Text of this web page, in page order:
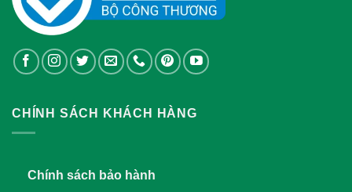
CHÍNH SÁCH KHÁCH HÀNG
Chính sách bảo hành